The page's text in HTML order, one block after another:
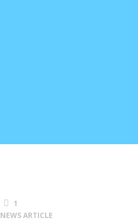
1
NEWS ARTICLE